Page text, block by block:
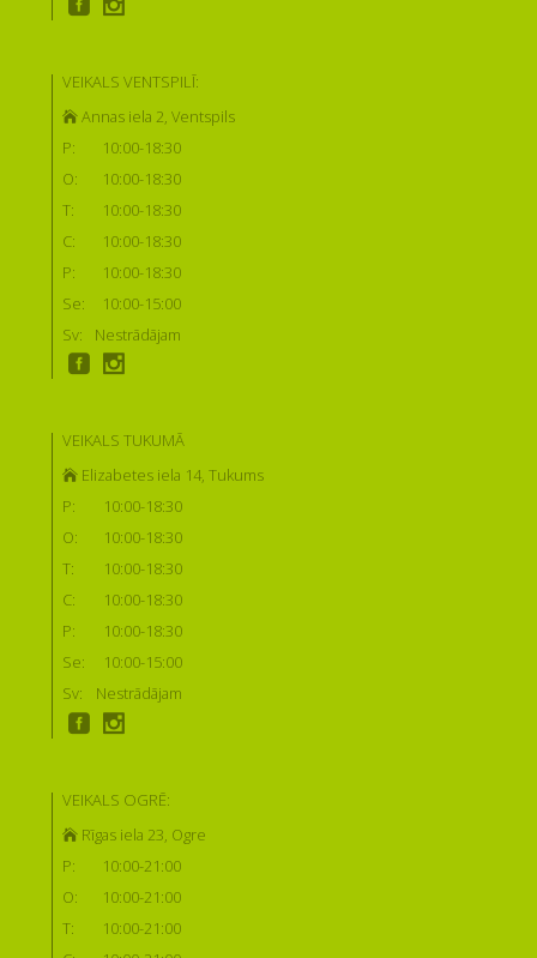
VEIKALS VENTSPILĪ:
Annas iela 2, Ventspils
P:
10:00-18:30
O:
10:00-18:30
T:
10:00-18:30
C:
10:00-18:30
P:
10:00-18:30
Se:
10:00-15:00
Sv:
Nestrādājam
VEIKALS TUKUMĀ
Elizabetes iela 14, Tukums
P:
10:00-18:30
O:
10:00-18:30
T:
10:00-18:30
C:
10:00-18:30
P:
10:00-18:30
Se:
10:00-15:00
Sv:
Nestrādājam
VEIKALS OGRĒ:
Rīgas iela 23, Ogre
P:
10:00-21:00
O:
10:00-21:00
T:
10:00-21:00